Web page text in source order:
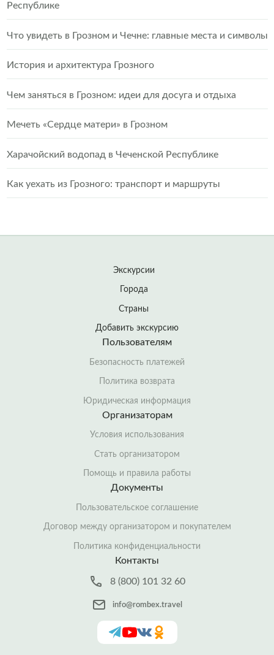
Республике
Что увидеть в Грозном и Чечне: главные места и символы
История и архитектура Грозного
Чем заняться в Грозном: идеи для досуга и отдыха
Мечеть «Сердце матери» в Грозном
Харачойский водопад в Чеченской Республике
Как уехать из Грозного: транспорт и маршруты
Экскурсии
Города
Страны
Добавить экскурсию
Пользователям
Безопасность платежей
Политика возврата
Юридическая информация
Организаторам
Условия использования
Стать организатором
Помощь и правила работы
Документы
Пользовательское соглашение
Договор между организатором и покупателем
Политика конфиденциальности
Контакты
8 (800) 101 32 60
info@rombex.travel